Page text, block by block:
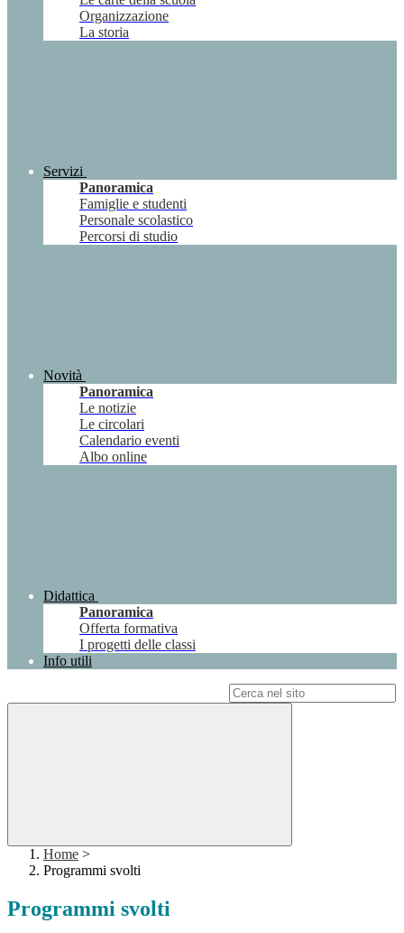
Organizzazione
La storia
Servizi
Panoramica
Famiglie e studenti
Personale scolastico
Percorsi di studio
Novità
Panoramica
Le notizie
Le circolari
Calendario eventi
Albo online
Didattica
Panoramica
Offerta formativa
I progetti delle classi
Info utili
Home >
Programmi svolti
Programmi svolti